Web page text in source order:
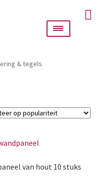
& tegels
van hout 10 stuks